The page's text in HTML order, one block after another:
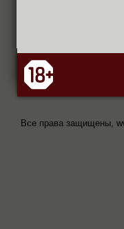
Все права защищены,